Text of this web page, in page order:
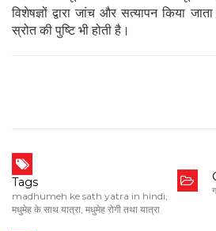
विशेषज्ञों द्वारा जांच और सत्यापन किया
स्रोत की पुष्टि भी होती है।
Tags
madhumeh ke sath yatra in hindi,
मधुमेह के साथ यात्रा, मधुमेह रोगी तथा यात्रा